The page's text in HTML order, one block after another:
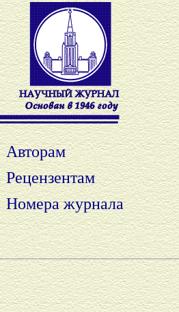
Авторам
Рецензентам
Номера журнала